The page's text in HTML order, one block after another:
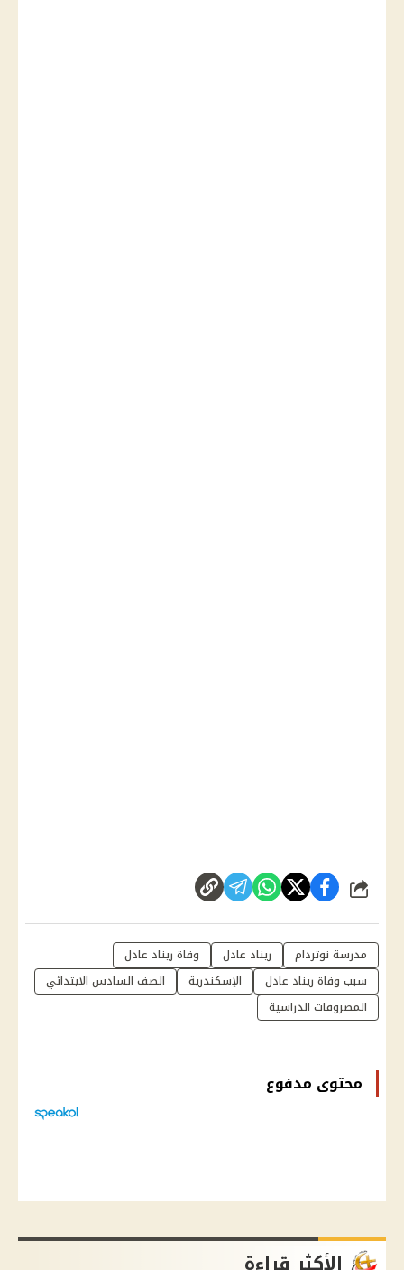
شارك
مدرسة نوتردام ريناد عادل
وفاة ريناد عادل
سبب وفاة ريناد عادل
الإسكندرية
الصف السادس الابتدائي
المصروفات الدراسية
محتوى مدفوع